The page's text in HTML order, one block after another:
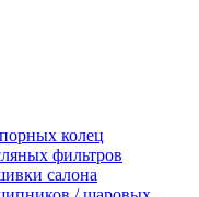
колец
фильтров
салона